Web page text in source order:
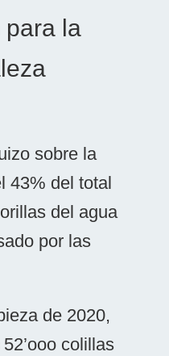
para la
sobre la
43% del total
del agua
por las
de 2020,
colillas